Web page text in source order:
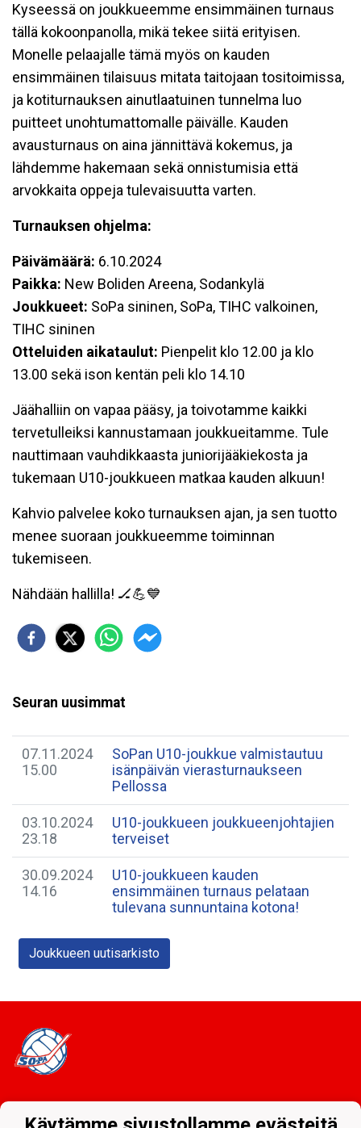
Kyseessä on joukkueemme ensimmäinen turnaus
tällä kokoonpanolla, mikä tekee siitä erityisen.
Monelle pelaajalle tämä myös on kauden
ensimmäinen tilaisuus mitata taitojaan tositoimissa,
ja kotiturnauksen ainutlaatuinen tunnelma luo
puitteet unohtumattomalle päivälle. Kauden
avausturnaus on aina jännittävä kokemus, ja
lähdemme hakemaan sekä onnistumisia että
arvokkaita oppeja tulevaisuutta varten.
Turnauksen ohjelma:
Päivämäärä: 6.10.2024
Paikka: New Boliden Areena, Sodankylä
Joukkueet: SoPa sininen, SoPa, TIHC valkoinen,
TIHC sininen
Otteluiden aikataulut: Pienpelit klo 12.00 ja klo
13.00 sekä ison kentän peli klo 14.10
Jäähalliin on vapaa pääsy, ja toivotamme kaikki
tervetulleiksi kannustamaan joukkueitamme. Tule
nauttimaan vauhdikkaasta juniorijääkiekosta ja
tukemaan U10-joukkueen matkaa kauden alkuun!
Kahvio palvelee koko turnauksen ajan, ja sen tuotto
menee suoraan joukkueemme toiminnan
tukemiseen.
Nähdään hallilla! 🏒💪💙
Seuran uusimmat
07.11.2024
15.00
SoPan U10-joukkue valmistautuu
isänpäivän vierasturnaukseen
Pellossa
03.10.2024
23.18
U10-joukkueen joukkueenjohtajien
terveiset
30.09.2024
14.16
U10-joukkueen kauden
ensimmäinen turnaus pelataan
tulevana sunnuntaina kotona!
Joukkueen uutisarkisto